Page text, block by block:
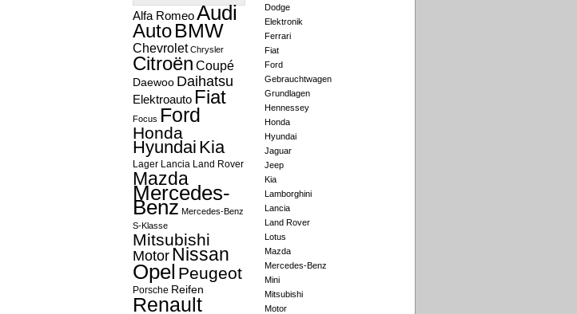
Alfa RomeoAudi
Auto BMW
Chevrolet Chrysler
Citroën Coupé
Daewoo Daihatsu
Elektroauto Fiat
Focus Ford
Honda
Hyundai Kia
Lager Lancia Land Rover
Mazda
Mercedes-
Benz Mercedes-Benz
S-Klasse
Mitsubishi
Motor Nissan
Opel Peugeot
Porsche Reifen
Renault
Dodge
Elektronik
Ferrari
Fiat
Ford
Gebrauchtwagen
Grundlagen
Hennessey
Honda
Hyundai
Jaguar
Jeep
Kia
Lamborghini
Lancia
Land Rover
Lotus
Mazda
Mercedes-Benz
Mini
Mitsubishi
Motor